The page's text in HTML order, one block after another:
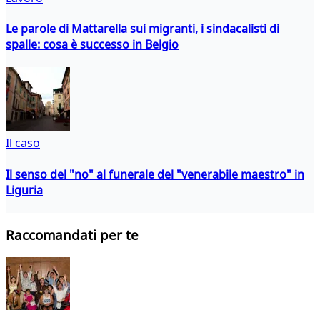
Le parole di Mattarella sui migranti, i sindacalisti di
spalle: cosa è successo in Belgio
Il caso
Il senso del "no" al funerale del "venerabile maestro" in
Liguria
Raccomandati per te